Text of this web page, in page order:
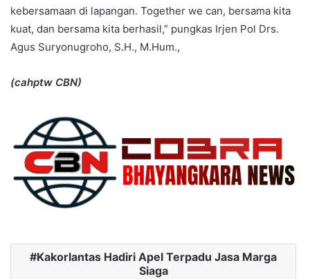
kebersamaan di lapangan. Together we can, bersama kita
kuat, dan bersama kita berhasil,” pungkas Irjen Pol Drs.
Agus Suryonugroho, S.H., M.Hum.,
(cahptw CBN)
Kakorlantas Hadiri Apel Terpadu Jasa Marga
Siaga